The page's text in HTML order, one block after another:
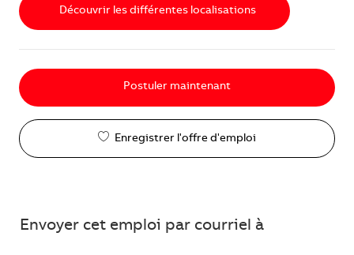
Découvrir les différentes localisations
Postuler maintenant
Enregistrer l'offre d'emploi
Envoyer cet emploi par courriel à